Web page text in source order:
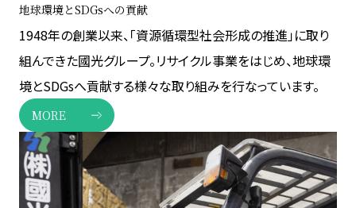
地球環境とSDGsへの貢献
1948年の創業以来、「資源循環型社会形成の推進」に取り
組んできた國光グループ。リサイクル事業をはじめ、地球環
境とSDGsへ貢献する様々な取り組みを行なっています。
MORE